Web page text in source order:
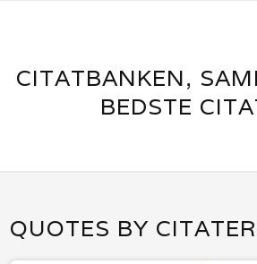
CITATBANKEN,
BEDSTE
QUOTES BY